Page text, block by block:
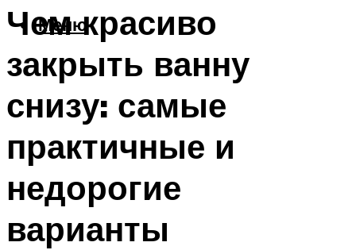
Меню
Чем красиво
закрыть ванну
снизу: самые
практичные и
недорогие
варианты